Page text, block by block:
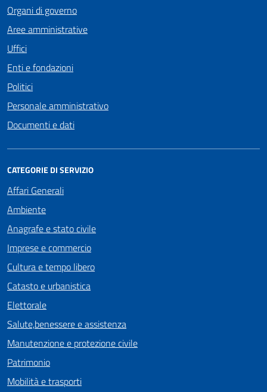
Organi di governo
Aree amministrative
Uffici
Enti e fondazioni
Politici
Personale amministrativo
Documenti e dati
CATEGORIE DI SERVIZIO
Affari Generali
Ambiente
Anagrafe e stato civile
Imprese e commercio
Cultura e tempo libero
Catasto e urbanistica
Elettorale
Salute,benessere e assistenza
Manutenzione e protezione civile
Patrimonio
Mobilità e trasporti